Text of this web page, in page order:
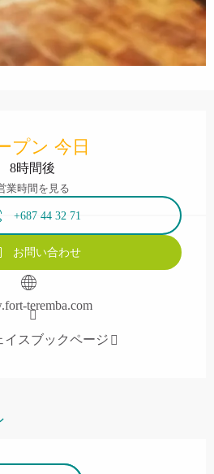
プン 今日
8時間後
業時間を見る
+687 44 32 71
お問い合わせ
teremba.com
イスブックページ